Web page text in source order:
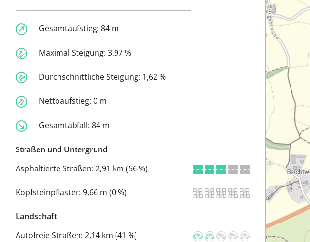
Gesamtaufstieg: 84 m
Maximal Steigung: 3,97 %
Durchschnittliche Steigung: 1,62 %
Nettoaufstieg: 0 m
Gesamtabfall: 84 m
Straßen und Untergrund
Asphaltierte Straßen: 2,91 km (56 %)
Kopfsteinpflaster: 9,66 m (0 %)
Landschaft
Autofreie Straßen: 2,14 km (41 %)